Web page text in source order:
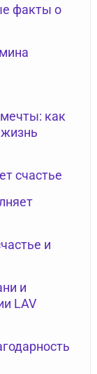
факты о
как
счастье
и
и
LAV